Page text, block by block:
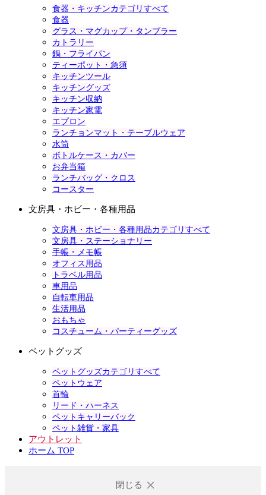
食器・キッチンカテゴリすべて
食器
グラス・マグカップ・タンブラー
カトラリー
鍋・フライパン
ティーポット・急須
キッチンツール
キッチングッズ
キッチン収納
キッチン家電
エプロン
ランチョンマット・テーブルウェア
水筒
ボトルケース・カバー
お弁当箱
ランチバッグ・クロス
コースター
文房具・ホビー・各種用品
文房具・ホビー・各種用品カテゴリすべて
文房具・ステーショナリー
手帳・メモ帳
オフィス用品
トラベル用品
車用品
自転車用品
生活用品
おもちゃ
コスチューム・パーティーグッズ
ペットグッズ
ペットグッズカテゴリすべて
ペットウェア
首輪
リード・ハーネス
ペットキャリーバック
ペット雑貨・家具
アウトレット
ホーム TOP
閉じる